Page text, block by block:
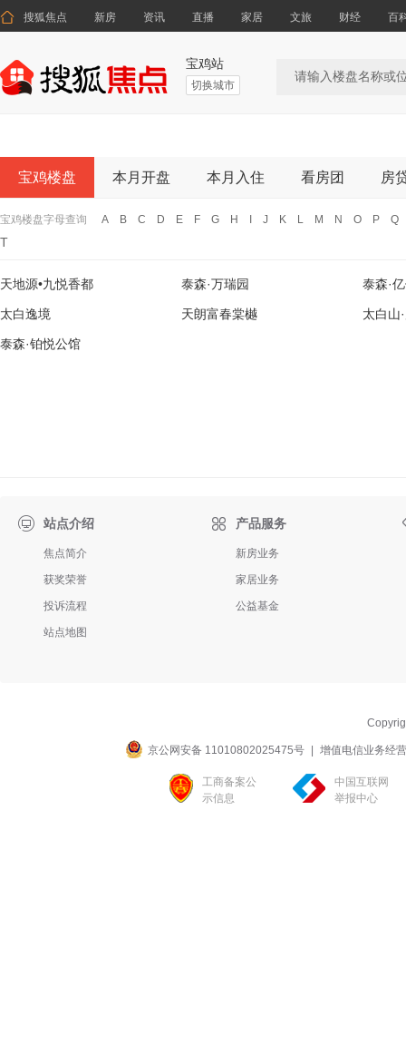
 搜狐焦点 新房 资讯 直播 家居 文旅 财经 百
宝鸡站
切换城市
宝鸡楼盘 本月开盘 本月入住 看房团 房
宝鸡楼盘字母查询 A B C D E F G H J K L M N O P Q
T
天地源•九悦香都 泰森·万瑞园 泰森·
太白逸境 天朗富春棠樾 太白山
泰森·铂悦公馆
站点介绍
焦点简介
获奖荣誉
投诉流程
站点地图
 产品服务
新房业务
家居业务
公益基金
京公网安备 11010802025475号 增值电信业务经
工商备案公
示信息
中国互联网
举报中心